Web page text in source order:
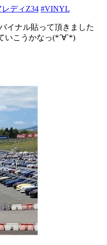
レディZ34 #VINYL
イナル貼って頂きました
いこうかなっ(*´∀`*)